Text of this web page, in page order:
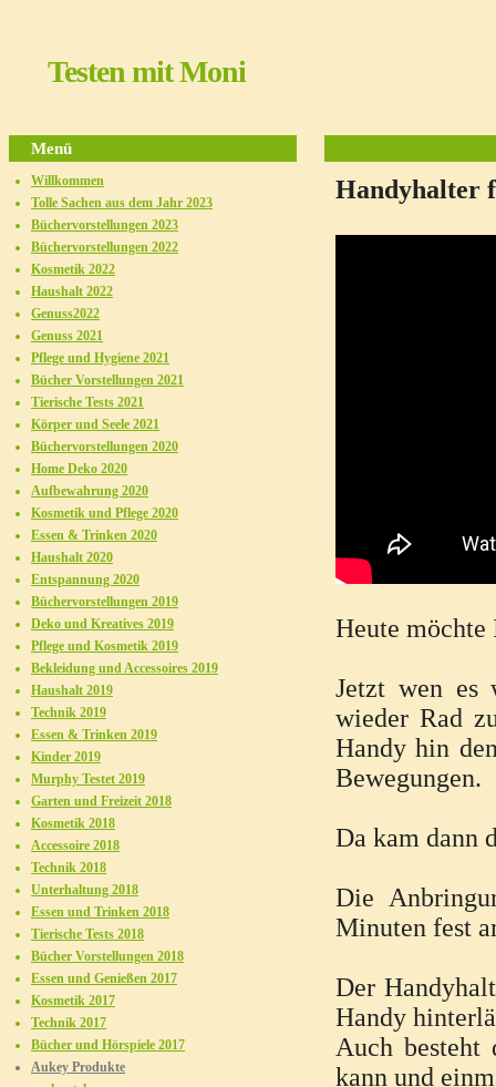
Testen mit Moni
Handyhalter
Heute möchte
Jetzt wen es
wieder Rad
Handy hin
Bewegungen.
Da kam dann
Die
Minuten fest
Der
Handy
Auch besteht
kann und
Menü
Willkommen
Tolle Sachen aus dem Jahr 2023
Büchervorstellungen 2023
Büchervorstellungen 2022
Kosmetik 2022
Haushalt 2022
Genuss2022
Genuss 2021
Pflege und Hygiene 2021
Bücher Vorstellungen 2021
Tierische Tests 2021
Körper und Seele 2021
Büchervorstellungen 2020
Home Deko 2020
Aufbewahrung 2020
Kosmetik und Pflege 2020
Essen & Trinken 2020
Haushalt 2020
Entspannung 2020
Büchervorstellungen 2019
Deko und Kreatives 2019
Pflege und Kosmetik 2019
Bekleidung und Accessoires 2019
Haushalt 2019
Technik 2019
Essen & Trinken 2019
Kinder 2019
Murphy Testet 2019
Garten und Freizeit 2018
Kosmetik 2018
Accessoire 2018
Technik 2018
Unterhaltung 2018
Essen und Trinken 2018
Tierische Tests 2018
Bücher Vorstellungen 2018
Essen und Genießen 2017
Kosmetik 2017
Technik 2017
Bücher und Hörspiele 2017
Aukey Produkte